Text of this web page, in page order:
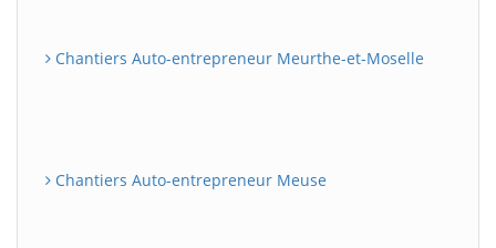
Chantiers Auto-entrepreneur Meurthe-et-Moselle
Chantiers Auto-entrepreneur Meuse